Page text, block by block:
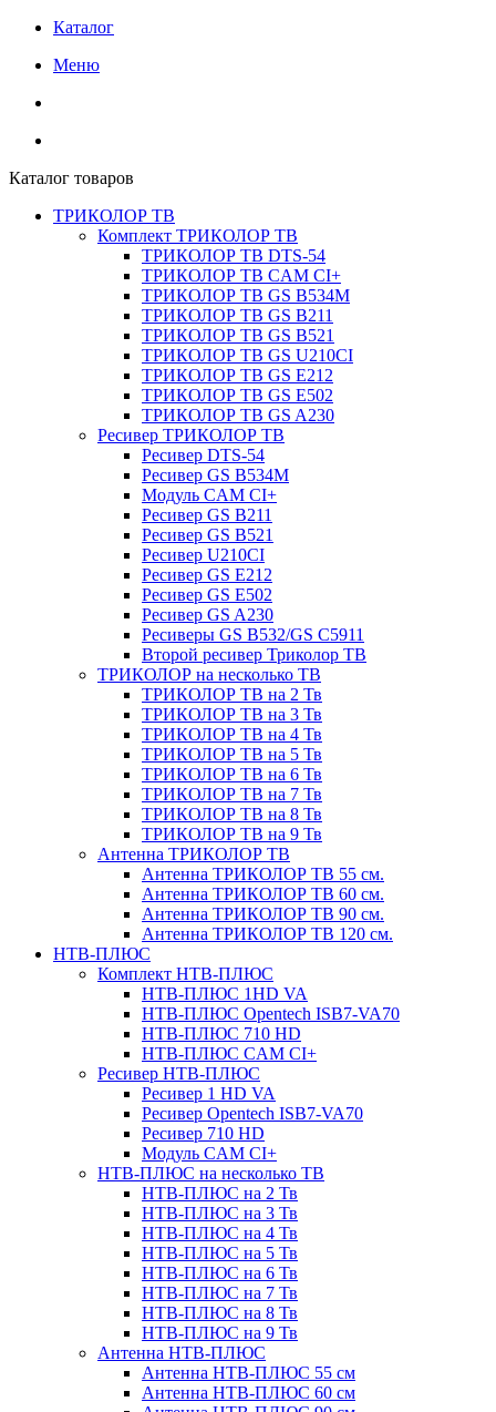
Каталог
Меню
Каталог товаров
ТРИКОЛОР ТВ
Комплект ТРИКОЛОР ТВ
ТРИКОЛОР ТВ DTS-54
ТРИКОЛОР ТВ CAM CI+
ТРИКОЛОР ТВ GS B534M
ТРИКОЛОР ТВ GS B211
ТРИКОЛОР ТВ GS B521
ТРИКОЛОР ТВ GS U210CI
ТРИКОЛОР ТВ GS E212
ТРИКОЛОР ТВ GS E502
ТРИКОЛОР ТВ GS A230
Ресивер ТРИКОЛОР ТВ
Ресивер DTS-54
Ресивер GS B534M
Модуль CAM CI+
Ресивер GS B211
Ресивер GS B521
Ресивер U210CI
Ресивер GS E212
Ресивер GS E502
Ресивер GS A230
Ресиверы GS B532/GS C5911
Второй ресивер Триколор ТВ
ТРИКОЛОР на несколько ТВ
ТРИКОЛОР ТВ на 2 Тв
ТРИКОЛОР ТВ на 3 Тв
ТРИКОЛОР ТВ на 4 Тв
ТРИКОЛОР ТВ на 5 Тв
ТРИКОЛОР ТВ на 6 Тв
ТРИКОЛОР ТВ на 7 Тв
ТРИКОЛОР ТВ на 8 Тв
ТРИКОЛОР ТВ на 9 Тв
Антенна ТРИКОЛОР ТВ
Антенна ТРИКОЛОР ТВ 55 см.
Антенна ТРИКОЛОР ТВ 60 см.
Антенна ТРИКОЛОР ТВ 90 см.
Антенна ТРИКОЛОР ТВ 120 см.
НТВ-ПЛЮС
Комплект НТВ-ПЛЮС
НТВ-ПЛЮС 1HD VA
НТВ-ПЛЮС Opentech ISB7-VA70
НТВ-ПЛЮС 710 HD
НТВ-ПЛЮС CAM CI+
Ресивер НТВ-ПЛЮС
Ресивер 1 HD VA
Ресивер Opentech ISB7-VA70
Ресивер 710 HD
Модуль CAM CI+
НТВ-ПЛЮС на несколько ТВ
НТВ-ПЛЮС на 2 Тв
НТВ-ПЛЮС на 3 Тв
НТВ-ПЛЮС на 4 Тв
НТВ-ПЛЮС на 5 Тв
НТВ-ПЛЮС на 6 Тв
НТВ-ПЛЮС на 7 Тв
НТВ-ПЛЮС на 8 Тв
НТВ-ПЛЮС на 9 Тв
Антенна НТВ-ПЛЮС
Антенна НТВ-ПЛЮС 55 см
Антенна НТВ-ПЛЮС 60 см